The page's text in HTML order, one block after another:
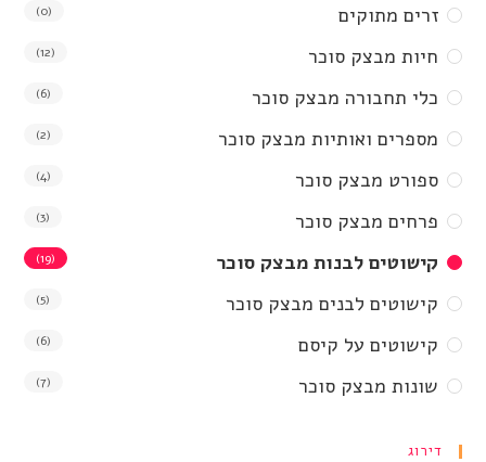
זרים מתוקים (0)
חיות מבצק סוכר (12)
כלי תחבורה מבצק סוכר (6)
מספרים ואותיות מבצק סוכר (2)
ספורט מבצק סוכר (4)
פרחים מבצק סוכר (3)
קישוטים לבנות מבצק סוכר (19)
קישוטים לבנים מבצק סוכר (5)
קישוטים על קיסם (6)
שונות מבצק סוכר (7)
דירוג